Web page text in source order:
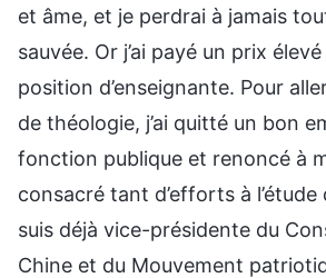
et âme, et je perdrai à jamais
sauvée. Or j’ai payé un prix
position d’enseignante. Pour
de théologie, j’ai quitté un bon
fonction publique et renoncé à
consacré tant d’efforts à l’étude
suis déjà vice-présidente du
Chine et du Mouvement